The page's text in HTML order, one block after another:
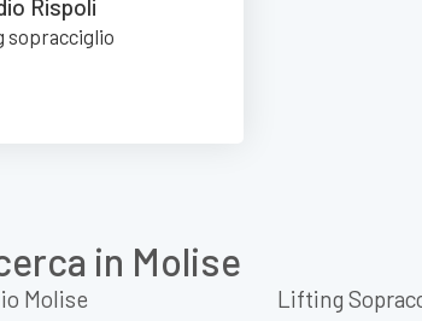
Rispoli
sopracciglio
in Molise
Molise Lifting